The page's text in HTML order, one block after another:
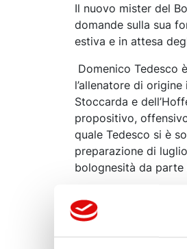
Il nuovo mister del
domande sulla sua
estiva e in attesa
Domenico Tedesco
l’allenatore di
Stoccarda e
propositivo,
quale Tedesco si è
preparazione di
bolognesità da parte